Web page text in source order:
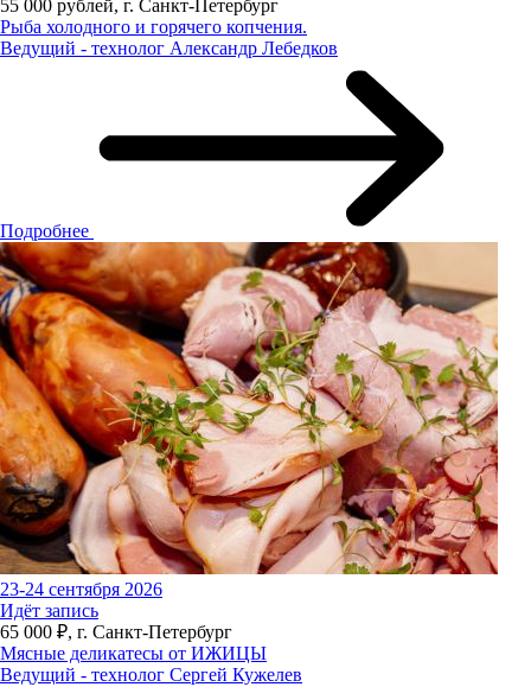
55 000 рублей, г. Санкт-Петербург
Рыба холодного и горячего копчения.
Ведущий - технолог Александр Лебедков
Подробнее
23-24 сентября 2026
Идёт запись
65 000 ₽, г. Санкт-Петербург
Мясные деликатесы от ИЖИЦЫ
Ведущий - технолог Сергей Кужелев